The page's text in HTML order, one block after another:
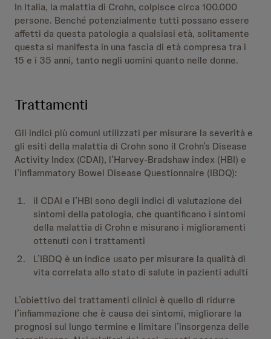
In Italia, la malattia di Crohn, colpisce circa 100.000
persone. Benché potenzialmente tutti possano essere
affetti da questa patologia a qualsiasi età, solitamente
questa si manifesta in una fascia di età compresa tra i
15 e i 35 anni, tanto negli uomini quanto nelle donne.
Trattamenti
Gli indici più comuni utilizzati per misurare la severità e
gli esiti della malattia di Crohn sono il Crohn’s Disease
Activity Index (CDAI), l’Harvey-Bradshaw index (HBI) e
l’Inflammatory Bowel Disease Questionnaire (IBDQ):
il CDAI e l’HBI sono degli indici di valutazione dei
sintomi della patologia, che quantificano i sintomi
della malattia di Crohn e misurano i miglioramenti
ottenuti con i trattamenti
L’IBDQ è un indice usato per misurare la qualità di
vita correlata allo stato di salute in pazienti adulti
L’obiettivo dei trattamenti clinici è quello di ridurre
l’infiammazione che è causa dei sintomi, migliorare la
prognosi sul lungo termine e limitare l’insorgenza delle